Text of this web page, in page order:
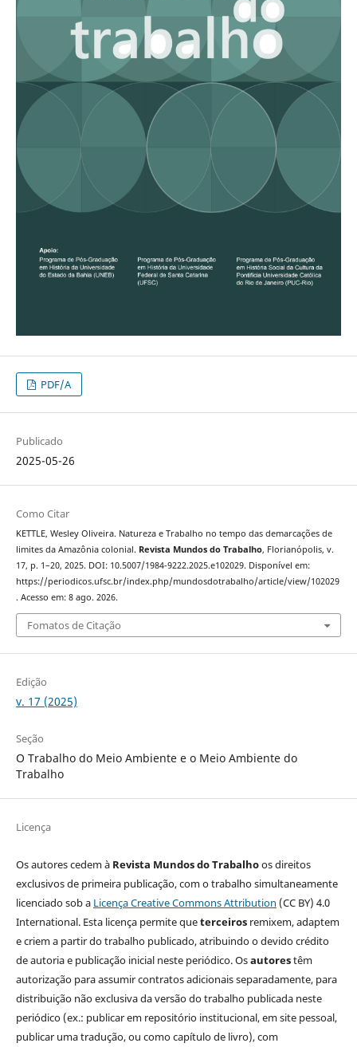
PDF/A
Publicado
2025-05-26
Como Citar
KETTLE, Wesley Oliveira. Natureza e Trabalho no tempo das demarcações de
limites da Amazônia colonial. Revista Mundos do Trabalho, Florianópolis, v.
17, p. 1–20, 2025. DOI: 10.5007/1984-9222.2025.e102029. Disponível em:
https://periodicos.ufsc.br/index.php/mundosdotrabalho/article/view/102029
. Acesso em: 8 ago. 2026.
Fomatos de Citação
Edição
v. 17 (2025)
Seção
O Trabalho do Meio Ambiente e o Meio Ambiente do
Trabalho
Licença
Os autores cedem à Revista Mundos do Trabalhoos direitos
exclusivos de primeira publicação, com o trabalho simultaneamente
licenciado sob a Licença Creative Commons Attribution (CC BY) 4.0
International. Esta licença permite queterceirosremixem, adaptem
e criem a partir do trabalho publicado, atribuindo o devido crédito
de autoria e publicação inicial neste periódico. Osautorestêm
autorização para assumir contratos adicionais separadamente, para
distribuição não exclusiva da versão do trabalho publicada neste
periódico (ex.: publicar em repositório institucional, em site pessoal,
publicar uma tradução, ou como capítulo de livro), com